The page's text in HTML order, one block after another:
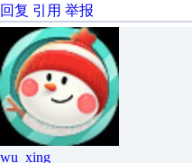
回复 引用 举报
wu_xing